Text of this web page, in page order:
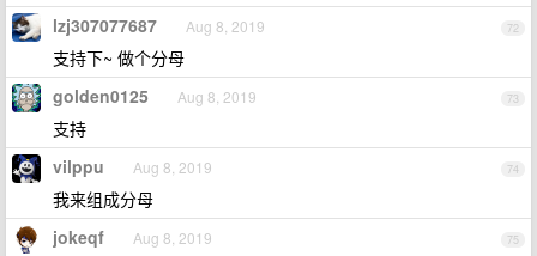
72
lzj307077687 Aug 8, 2019
支持下~ 做个分母
73
golden0125 Aug 8, 2019
支持
74
vilppu Aug 8, 2019
我来组成分母
75
jokeqf Aug 8, 2019